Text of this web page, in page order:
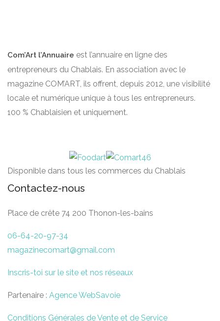
Com’Art l’Annuaire est l’annuaire en ligne des
entrepreneurs du Chablais. En association avec le
magazine COM’ART, ils offrent, depuis 2012, une visibilité
locale et numérique unique à tous les entrepreneurs.
100 % Chablaisien et uniquement.
Disponible dans tous les commerces du Chablais
Contactez-nous
Place de crête 74 200 Thonon-les-bains
06-64-20-97-34
magazinecomart@gmail.com
Inscris-toi sur le site et nos réseaux
Partenaire : Agence WebSavoie
Conditions Générales de Vente et de Service